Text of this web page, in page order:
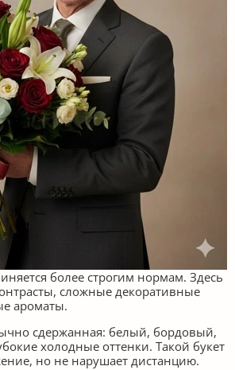
более строгим нормам. Здесь
сложные декоративные
ароматы.
сдержанная: белый, бордовый,
холодные оттенки. Такой букет
но не нарушает дистанцию.